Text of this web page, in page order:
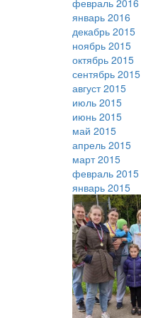
февраль 2016
январь 2016
декабрь 2015
ноябрь 2015
октябрь 2015
сентябрь 2015
август 2015
июль 2015
июнь 2015
май 2015
апрель 2015
март 2015
февраль 2015
январь 2015